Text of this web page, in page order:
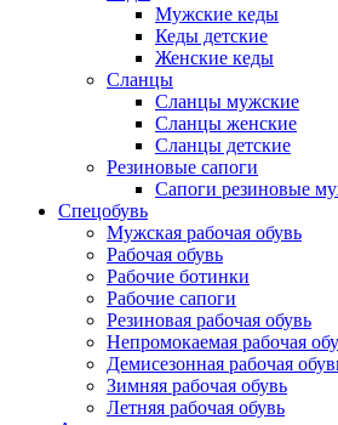
Мужские кеды
Кеды детские
Женские кеды
Сланцы
Сланцы мужские
Сланцы женские
Сланцы детские
Резиновые сапоги
Сапоги резиновые
Спецобувь
Мужская рабочая обувь
Рабочая обувь
Рабочие ботинки
Рабочие сапоги
Резиновая рабочая обувь
Непромокаемая рабочая
Демисезонная рабочая
Зимняя рабочая обувь
Летняя рабочая обувь